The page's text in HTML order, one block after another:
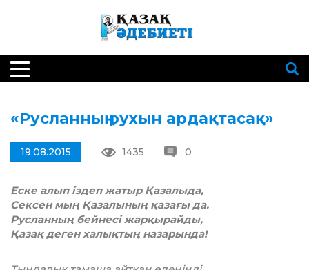
«Русланның рухын ардақтасақ»
19.08.2015 1435 0
Еске алып іздеп жатыр Қазалыда,
Сексен мың Қазалының қазағы да.
Русланның бейнесі жарқырайды,
Қазақ деген халықтың назарында!